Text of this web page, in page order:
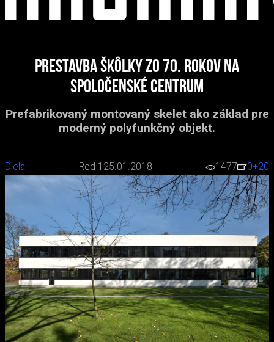
Prestavba škôlky zo 70. rokov na
spoločenské centrum
Prefabrikovaný montovaný skelet ako základ pre
moderný polyfunkčný objekt.
Diela Red 1 25.01.2018 1477 0+20